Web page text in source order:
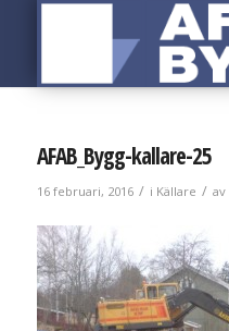
AFAB_Bygg-kallare-25
16 februari, 2016 / i Källare / av